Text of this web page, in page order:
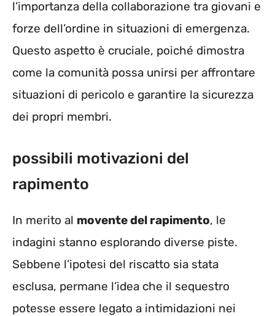
l’importanza della collaborazione tra giovani e
forze dell’ordine in situazioni di emergenza.
Questo aspetto è cruciale, poiché dimostra
come la comunità possa unirsi per affrontare
situazioni di pericolo e garantire la sicurezza
dei propri membri.
possibili motivazioni del
rapimento
In merito al movente del rapimento, le
indagini stanno esplorando diverse piste.
Sebbene l’ipotesi del riscatto sia stata
esclusa, permane l’idea che il sequestro
potesse essere legato a intimidazioni nei